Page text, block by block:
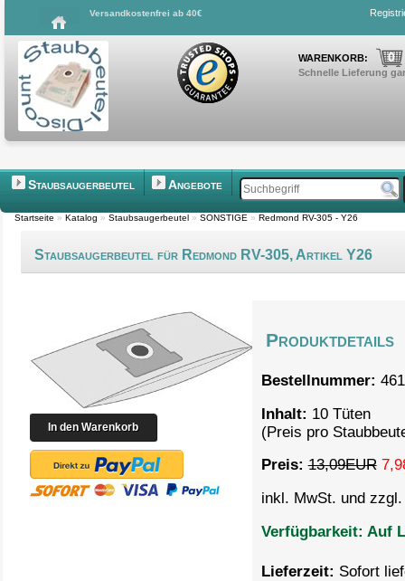
Versandkostenfrei ab 40€
WARENKORB: 0
Schnelle Lieferung
Staubsaugerbeutel Angebote
Startseite » Katalog » Staubsaugerbeutel » SONSTIGE » Redmond RV-305 - Y26
Staubsaugerbeutel für Redmond RV-305, Artikel Y26
Produktdetails
Bestellnummer:
Inhalt: 10 Tüten
(Preis pro
Preis: 13,09EUR
inkl. MwSt. und
Verfügbarkeit: Auf
Lieferzeit: Sofort